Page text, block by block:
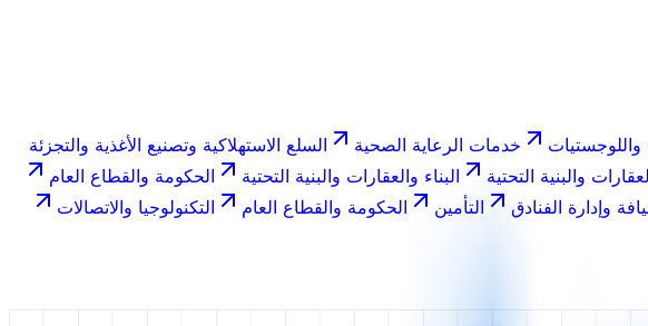
واللوجستيات خدمات الرعاية الصحية
السلع الاستهلاكية وتصنيع الأغذية والتجزئة
والبنية التحتية البناء والعقارات والبنية التحتية
الحكومة والقطاع العام
وإدارة الفنادق التأمين الحكومة والقطاع العام
التكنولوجيا والاتصالات